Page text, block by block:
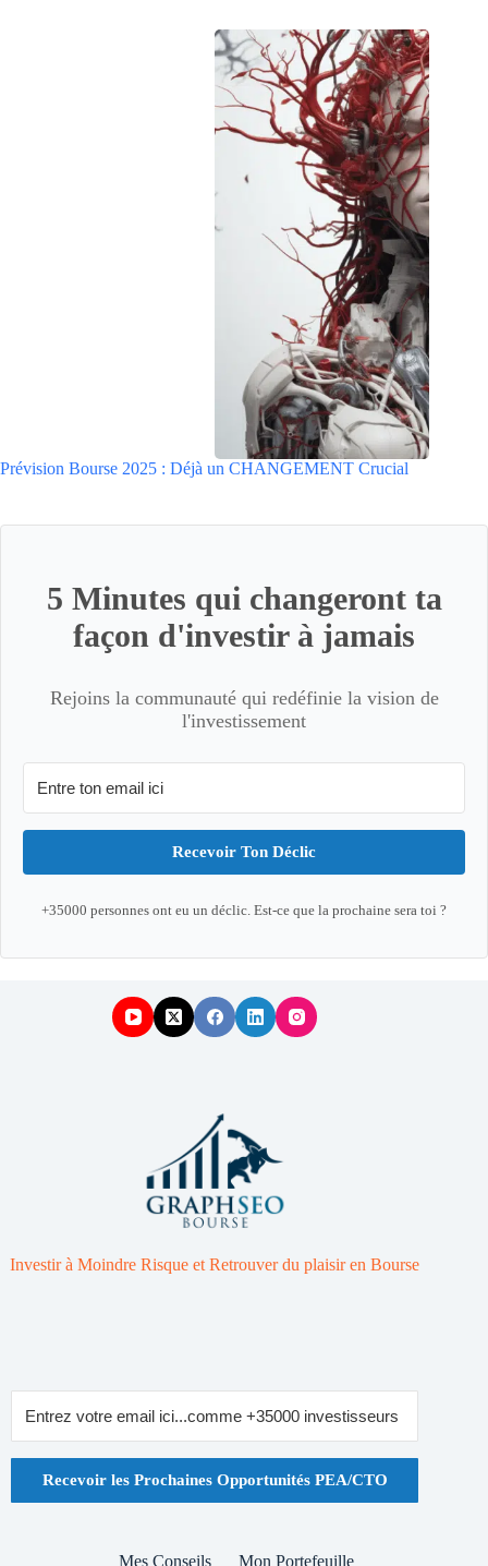
Prévision Bourse 2025 : Déjà un CHANGEMENT Crucial
5 Minutes qui changeront ta
façon d'investir à jamais
Rejoins la communauté qui redéfinie la vision de
l'investissement
Recevoir Ton Déclic
+35000 personnes ont eu un déclic. Est-ce que la prochaine sera toi ?
Investir à Moindre Risque et Retrouver du plaisir en Bourse
Recevoir les Prochaines Opportunités PEA/CTO
Mes Conseils Mon Portefeuille